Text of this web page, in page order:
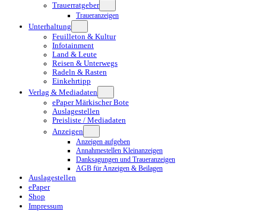
Trauerratgeber
Traueranzeigen
Unterhaltung
Feuilleton & Kultur
Infotainment
Land & Leute
Reisen & Unterwegs
Radeln & Rasten
Einkehrtipp
Verlag & Mediadaten
ePaper Märkischer Bote
Auslagestellen
Preisliste / Mediadaten
Anzeigen
Anzeigen aufgeben
Annahmestellen Kleinanzeigen
Danksagungen und Traueranzeigen
AGB für Anzeigen & Beilagen
Auslagestellen
ePaper
Shop
Impressum